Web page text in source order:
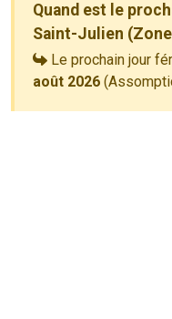
Quand est le
Saint-Julien
Le prochain jour
août 2026